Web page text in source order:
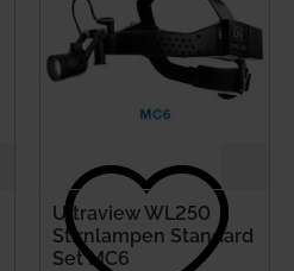
Ultraview WL250
Stirnlampen Standard
Set MC6